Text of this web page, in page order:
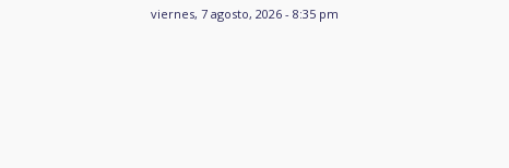
viernes, 7 agosto, 2026 - 8:35 pm